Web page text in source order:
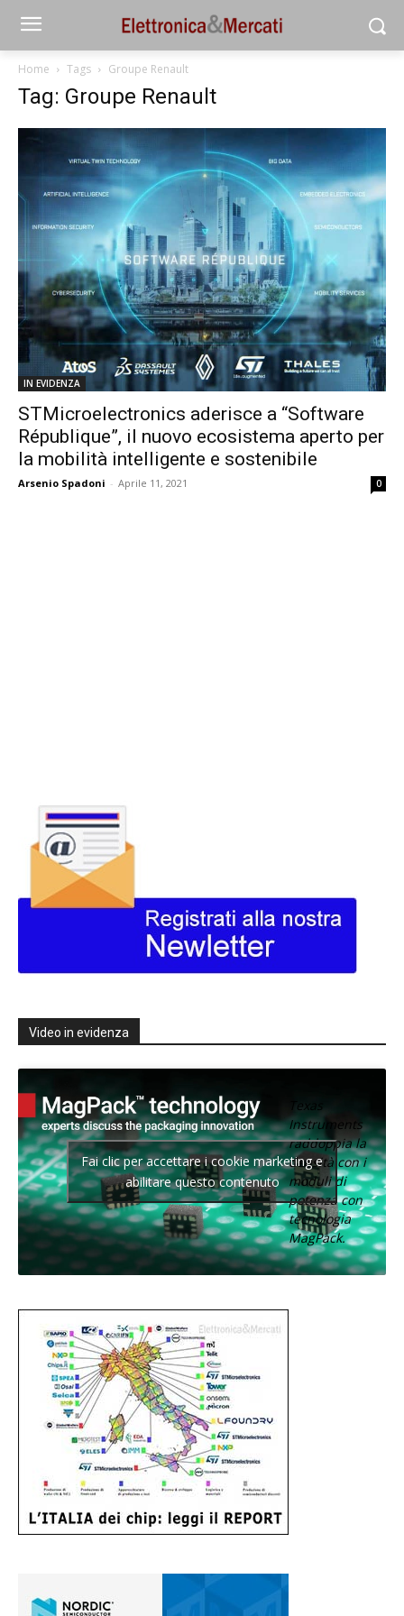
Home Tags Groupe Renault
Tag: Groupe Renault
IN EVIDENZA
STMicroelectronics aderisce a “Software
République”, il nuovo ecosistema aperto per
la mobilità intelligente e sostenibile
Arsenio Spadoni - Aprile 11, 2021 0
Video in evidenza
Texas
Instruments
raddoppia la
densità con i
moduli di
potenza con
tecnologia
MagPack.
Fai clic per accettare i cookie marketing e
abilitare questo contenuto